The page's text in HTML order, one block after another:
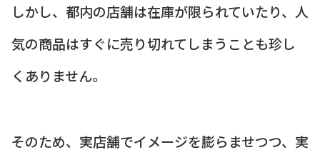
しかし、都内の店舗は在庫が限られていたり、人
気の商品はすぐに売り切れてしまうことも珍し
くありません。
そのため、実店舗でイメージを膨らませつつ、実